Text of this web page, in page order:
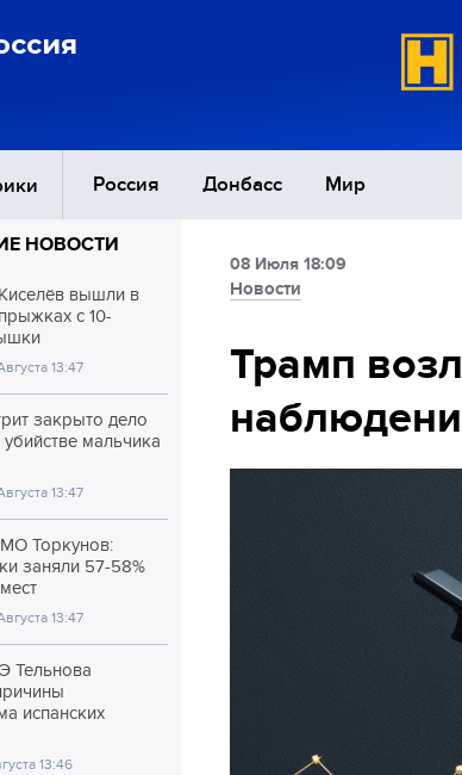
Россия Донбасс Мир
Восток
НОВОСТИ
вышли в
с 10-
13:47
закрыто дело
мальчика
13:47
Торкунов:
заняли 57-58%
13:47
Тельнова
испанских
13:46
08 Июля 18:09
Новости
Трамп